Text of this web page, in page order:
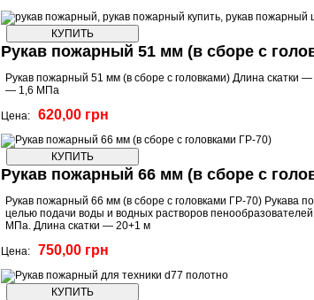
Рукав пожарный 51 мм (в сборе с
Рукав пожарный 51 мм (в сборе с головками) Длина
— 1,6 МПа
Цена: 620,00 грн
Рукав пожарный 66 мм (в сборе с
Рукав пожарный 66 мм (в сборе с головками ГР-70) Рукава
целью подачи воды и водных растворов
МПа. Длина скатки — 20+1 м
Цена: 750,00 грн